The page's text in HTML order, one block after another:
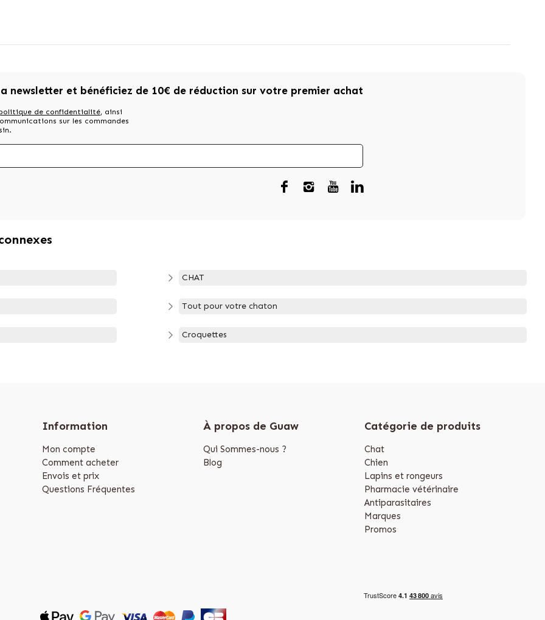
newsletter et bénéficiez de 10€ de réduction sur votre premier achat
de confidentialité, ainsi
sur les commandes
CHAT
Tout pour votre chaton
Croquettes
Information
Mon compte
Comment acheter
Envois et prix
Questions Fréquentes
À propos de Guaw
Qui Sommes-nous ?
Blog
Catégorie de produits
Chat
Chien
Lapins et rongeurs
Pharmacie vétérinaire
Antiparasitaires
Marques
Promos